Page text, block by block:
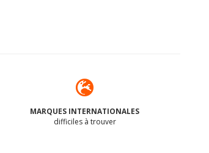
MARQUES INTERNATIONALES
difficiles à trouver